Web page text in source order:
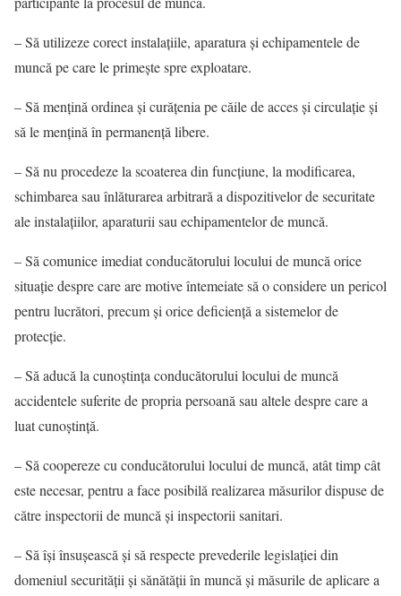
– Să utilizeze corect instalaţiile, aparatura şi echipamentele de
muncă pe care le primeşte spre exploatare.
– Să menţină ordinea şi curăţenia pe căile de acces şi circulaţie şi
să le menţină în permanenţă libere.
– Să nu procedeze la scoaterea din funcţiune, la modificarea,
schimbarea sau înlăturarea arbitrară a dispozitivelor de securitate
ale instalaţiilor, aparaturii sau echipamentelor de muncă.
– Să comunice imediat conducătorului locului de muncă orice
situaţie despre care are motive întemeiate să o considere un pericol
pentru lucrători, precum şi orice deficienţă a sistemelor de
protecţie.
– Să aducă la cunoştinţa conducătorului locului de muncă
accidentele suferite de propria persoană sau altele despre care a
luat cunoştinţă.
– Să coopereze cu conducătorului locului de muncă, atât timp cât
este necesar, pentru a face posibilă realizarea măsurilor dispuse de
către inspectorii de muncă şi inspectorii sanitari.
– Să îşi însuşească şi să respecte prevederile legislaţiei din
domeniul securităţii şi sănătăţii în muncă şi măsurile de aplicare a